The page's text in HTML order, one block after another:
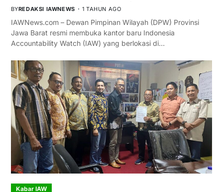
BYREDAKSI IAWNEWS 1 TAHUN AGO
IAWNews.com – Dewan Pimpinan Wilayah (DPW) Provinsi
Jawa Barat resmi membuka kantor baru Indonesia
Accountability Watch (IAW) yang berlokasi di…
Kabar IAW